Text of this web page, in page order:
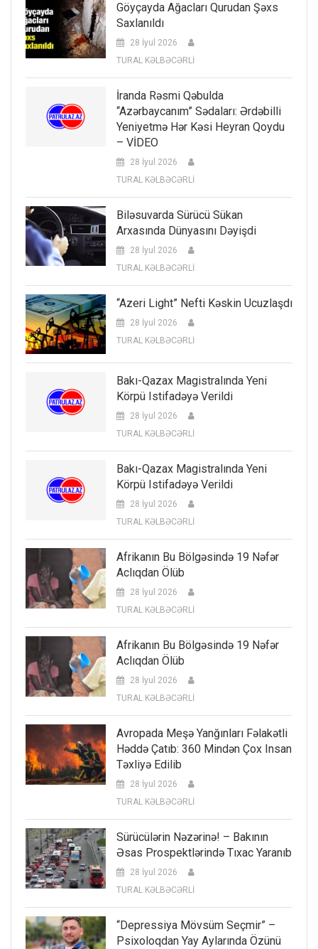
Göyçayda Ağacları Qurudan Şəxs
Saxlanıldı
28 İyul 2026
TURAL KƏLBƏCƏRLİ
İranda Rəsmi Qəbulda
“Azərbaycanım” Sədaları: Ərdəbilli
Yeniyetmə Hər Kəsi Heyran Qoydu
– VİDEO
28 İyul 2026
TURAL KƏLBƏCƏRLİ
Biləsuvarda Sürücü Sükan
Arxasında Dünyasını Dəyişdi
28 İyul 2026
TURAL KƏLBƏCƏRLİ
“Azeri Light” Nefti Kəskin Ucuzlaşdı
28 İyul 2026
TURAL KƏLBƏCƏRLİ
Bakı-Qazax Magistralında Yeni
Körpü Istifadəyə Verildi
28 İyul 2026
TURAL KƏLBƏCƏRLİ
Bakı-Qazax Magistralında Yeni
Körpü Istifadəyə Verildi
28 İyul 2026
TURAL KƏLBƏCƏRLİ
Afrikanın Bu Bölgəsində 19 Nəfər
Aclıqdan Ölüb
28 İyul 2026
TURAL KƏLBƏCƏRLİ
Afrikanın Bu Bölgəsində 19 Nəfər
Aclıqdan Ölüb
28 İyul 2026
TURAL KƏLBƏCƏRLİ
Avropada Meşə Yanğınları Fəlakətli
Həddə Çatıb: 360 Mindən Çox Insan
Təxliyə Edilib
28 İyul 2026
TURAL KƏLBƏCƏRLİ
Sürücülərin Nəzərinə! – Bakının
Əsas Prospektlərində Tıxac Yaranıb
28 İyul 2026
TURAL KƏLBƏCƏRLİ
“Depressiya Mövsüm Seçmir” –
Psixoloqdan Yay Aylarında Özünü